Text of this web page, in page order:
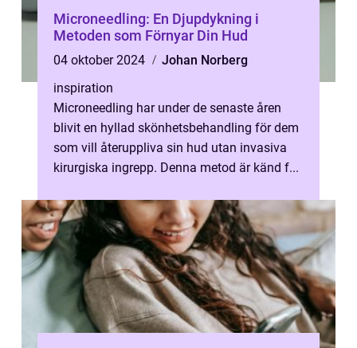
Microneedling: En Djupdykning i
Metoden som Förnyar Din Hud
04 oktober 2024
Johan Norberg
inspiration
Microneedling har under de senaste åren
blivit en hyllad skönhetsbehandling för dem
som vill återuppliva sin hud utan invasiva
kirurgiska ingrepp. Denna metod är känd f...